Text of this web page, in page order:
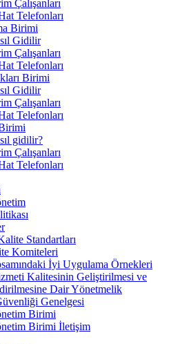
Çalışanları
Telefonları
Birimi
Gidilir
Çalışanları
Telefonları
Birimi
Gidilir
Çalışanları
Telefonları
gidilir?
Çalışanları
Telefonları
Standartları
Komiteleri
İyi Uygulama Örnekleri
Kalitesinin Geliştirilmesi ve
Dair Yönetmelik
Genelgesi
Birimi
Birimi İletişim